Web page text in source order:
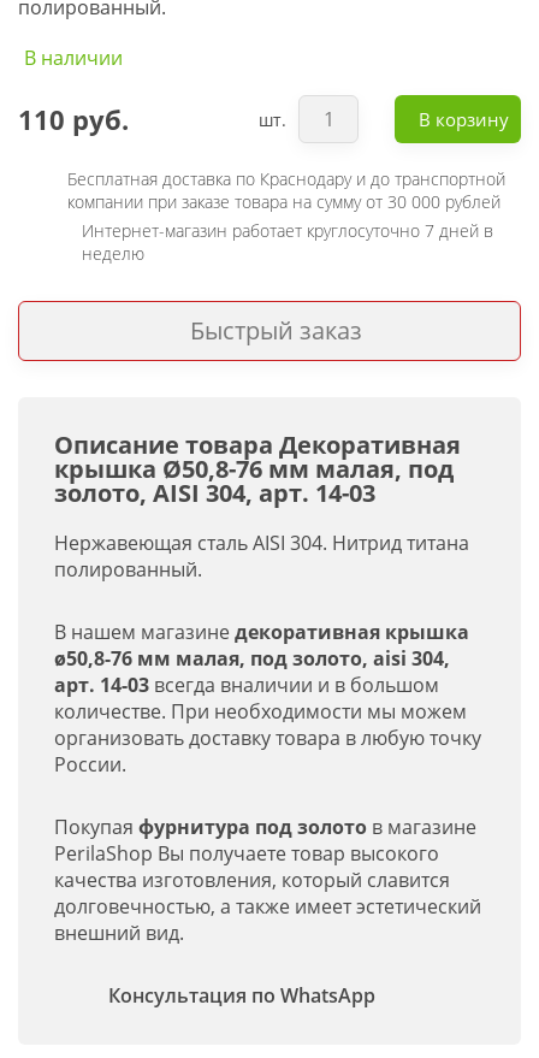
полированный.
В наличии
110 руб. шт. В корзину
Бесплатная доставка по Краснодару и до транспортной
компании при заказе товара на сумму от 30 000 рублей
Интернет-магазин работает круглосуточно 7 дней в
неделю
Быстрый заказ
Описание товара Декоративная
крышка Ø50,8-76 мм малая, под
золото, AISI 304, арт. 14-03
Нержавеющая сталь AISI 304. Нитрид титана
полированный.
В нашем магазинедекоративная крышка
ø50,8-76 мм малая, под золото, aisi 304,
арт. 14-03 всегда вналичии и в большом
количестве. При необходимости мы можем
организовать доставку товара в любую точку
России.
Покупая фурнитура под золото в магазине
PerilaShop Вы получаете товар высокого
качества изготовления, который славится
долговечностью, а также имеет эстетический
внешний вид.
Консультация по WhatsApp